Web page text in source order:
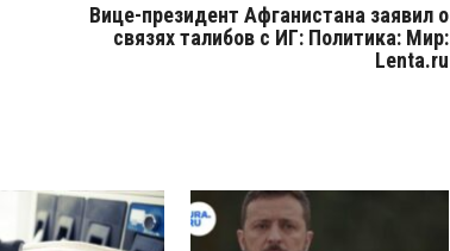
Вице-президент Афганистана заявил о
связях талибов с ИГ: Политика: Мир:
Lenta.ru